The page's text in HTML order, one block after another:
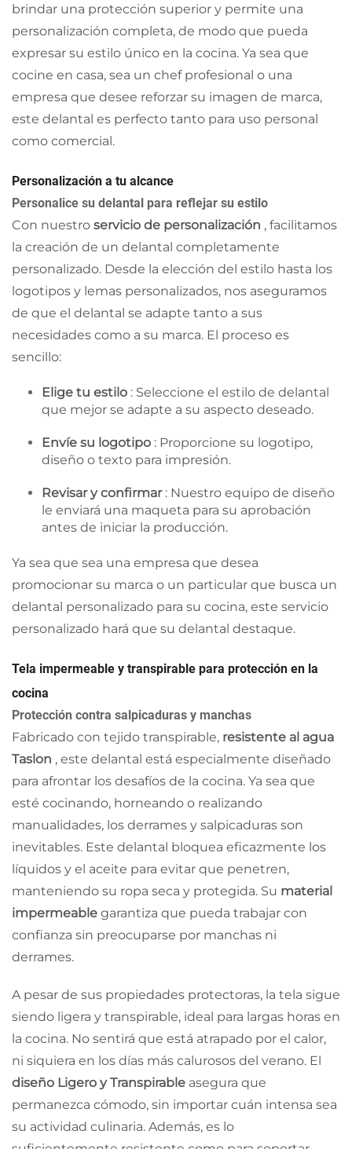
brindar una protección superior y permite una
personalización completa, de modo que pueda
expresar su estilo único en la cocina. Ya sea que
cocine en casa, sea un chef profesional o una
empresa que desee reforzar su imagen de marca,
este delantal es perfecto tanto para uso personal
como comercial.
Personalización a tu alcance
Personalice su delantal para reflejar su estilo
Con nuestro servicio de personalización , facilitamos
la creación de un delantal completamente
personalizado. Desde la elección del estilo hasta los
logotipos y lemas personalizados, nos aseguramos
de que el delantal se adapte tanto a sus
necesidades como a su marca. El proceso es
sencillo:
Elige tu estilo : Seleccione el estilo de delantal
que mejor se adapte a su aspecto deseado.
Envíe su logotipo : Proporcione su logotipo,
diseño o texto para impresión.
Revisar y confirmar : Nuestro equipo de diseño
le enviará una maqueta para su aprobación
antes de iniciar la producción.
Ya sea que sea una empresa que desea
promocionar su marca o un particular que busca un
delantal personalizado para su cocina, este servicio
personalizado hará que su delantal destaque.
Tela impermeable y transpirable para protección en la
cocina
Protección contra salpicaduras y manchas
Fabricado con tejido transpirable, resistente al agua
Taslon , este delantal está especialmente diseñado
para afrontar los desafíos de la cocina. Ya sea que
esté cocinando, horneando o realizando
manualidades, los derrames y salpicaduras son
inevitables. Este delantal bloquea eficazmente los
líquidos y el aceite para evitar que penetren,
manteniendo su ropa seca y protegida. Su material
impermeable garantiza que pueda trabajar con
confianza sin preocuparse por manchas ni
derrames.
A pesar de sus propiedades protectoras, la tela sigue
siendo ligera y transpirable, ideal para largas horas en
la cocina. No sentirá que está atrapado por el calor,
ni siquiera en los días más calurosos del verano. El
diseño Ligero y Transpirable asegura que
permanezca cómodo, sin importar cuán intensa sea
su actividad culinaria. Además, es lo